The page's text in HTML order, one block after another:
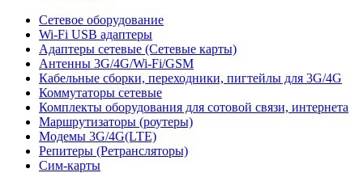
Сетевое оборудование
Wi-Fi USB адаптеры
Адаптеры сетевые (Сетевые карты)
Антенны 3G/4G/Wi-Fi/GSM
Кабельные сборки, переходники, пигтейлы для 3G/4G
Коммутаторы сетевые
Комплекты оборудования для сотовой связи, интернета
Маршрутизаторы (роутеры)
Модемы 3G/4G(LTE)
Репитеры (Ретрансляторы)
Сим-карты